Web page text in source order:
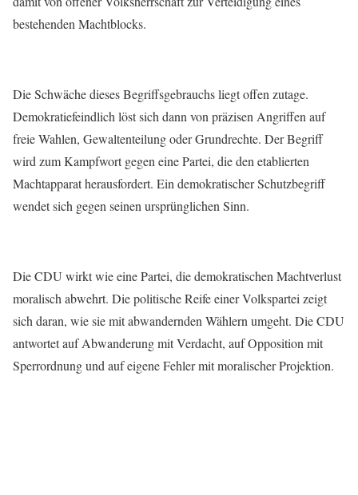
bestehenden Machtblocks.
Die Schwäche dieses Begriffsgebrauchs liegt offen zutage.
Demokratiefeindlich löst sich dann von präzisen Angriffen auf
freie Wahlen, Gewaltenteilung oder Grundrechte. Der Begriff
wird zum Kampfwort gegen eine Partei, die den etablierten
Machtapparat herausfordert. Ein demokratischer Schutzbegriff
wendet sich gegen seinen ursprünglichen Sinn.
Die CDU wirkt wie eine Partei, die demokratischen Machtverlust
moralisch abwehrt. Die politische Reife einer Volkspartei zeigt
sich daran, wie sie mit abwandernden Wählern umgeht. Die CDU
antwortet auf Abwanderung mit Verdacht, auf Opposition mit
Sperrordnung und auf eigene Fehler mit moralischer Projektion.